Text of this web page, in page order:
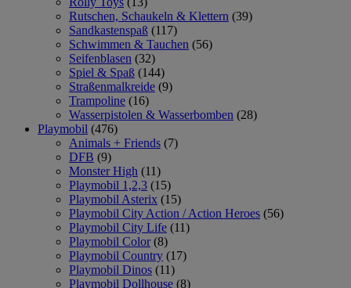
Rutschen, Schaukeln & Klettern (39)
Sandkastenspaß (117)
Schwimmen & Tauchen (56)
Seifenblasen (32)
Spiel & Spaß (144)
Straßenmalkreide (9)
Trampoline (16)
Wasserpistolen & Wasserbomben (28)
Playmobil (476)
Animals + Friends (7)
DFB (9)
Monster High (11)
Playmobil 1,2,3 (15)
Playmobil Asterix (15)
Playmobil City Action / Action Heroes (56)
Playmobil City Life (11)
Playmobil Color (8)
Playmobil Country (17)
Playmobil Dinos (11)
Playmobil Dollhouse (8)